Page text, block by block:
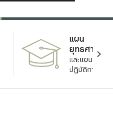
แผน
ยุทธศาสตร์
และแผน
ปฏิบัติการ